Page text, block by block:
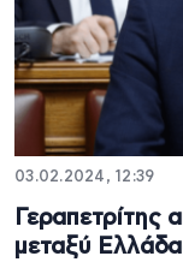
03.02.2024, 12:39
Γεραπετρίτης
μεταξύ